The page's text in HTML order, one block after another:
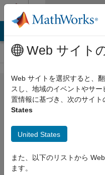
コンテンツへスキップ
Problem
44303.
sum of
largest
Web サイト
Web サイトを選択すると、
スし、地域のイベントやサ
置情報に基づき、次のサイト
States
United States
また、以下のリストから
ます。